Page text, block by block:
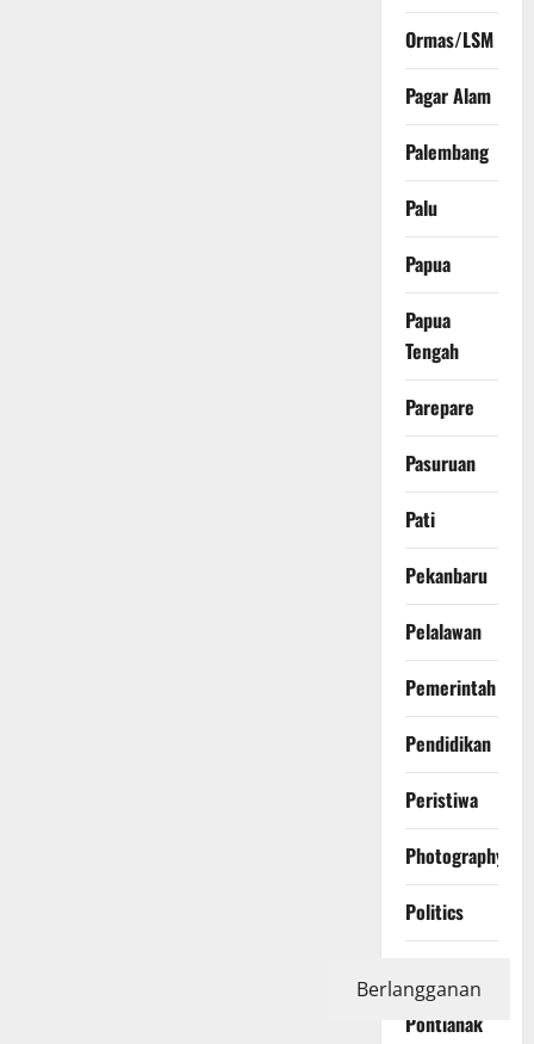
Ormas/LSM
Pagar Alam
Palembang
Palu
Papua
Papua
Tengah
Parepare
Pasuruan
Pati
Pekanbaru
Pelalawan
Pemerintah
Pendidikan
Peristiwa
Photography
Politics
Pontianak
Berlangganan